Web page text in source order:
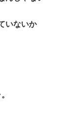
いないか